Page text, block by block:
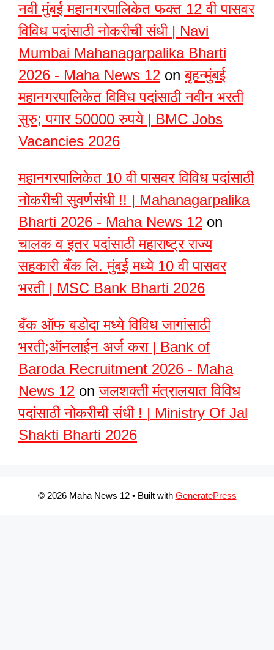
नवी मुंबई महानगरपालिकेत फक्त 12 वी पासवर
विविध पदांसाठी नोकरीची संधी | Navi
Mumbai Mahanagarpalika Bharti
2026 - Maha News 12 onबृहन्मुंबई
महानगरपालिकेत विविध पदांसाठी नवीन भरती
सुरु; पगार 50000 रुपये | BMC Jobs
Vacancies 2026
महानगरपालिकेत 10 वी पासवर विविध पदांसाठी
नोकरीची सुवर्णसंधी !! | Mahanagarpalika
Bharti 2026 - Maha News 12 on
चालक व इतर पदांसाठी महाराष्ट्र राज्य
सहकारी बँक लि. मुंबई मध्ये 10 वी पासवर
भरती | MSC Bank Bharti 2026
बँक ऑफ बडोदा मध्ये विविध जागांसाठी
भरती;ऑनलाईन अर्ज करा | Bank of
Baroda Recruitment 2026 - Maha
News 12 onजलशक्ती मंत्रालयात विविध
पदांसाठी नोकरीची संधी ! | Ministry Of Jal
Shakti Bharti 2026
© 2026 Maha News 12• Built with GeneratePress